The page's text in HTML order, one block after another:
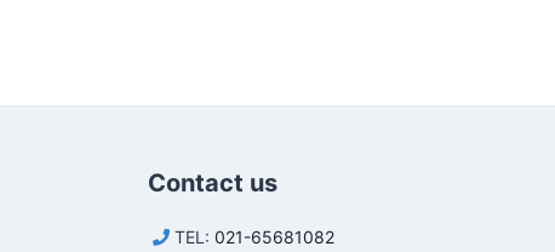
Contact us
TEL: 021-65681082